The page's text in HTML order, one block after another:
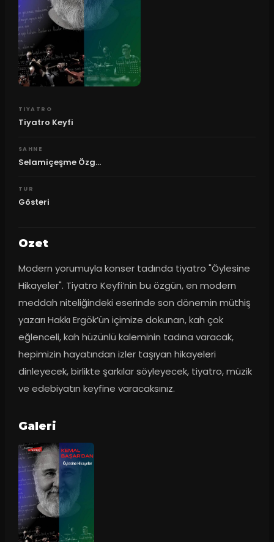
TIYATRO
Tiyatro Keyfi
SAHNE
Selamiçeşme Özg...
TUR
Gösteri
Ozet
Modern yorumuyla konser tadında tiyatro "Öylesine
Hikayeler". Tiyatro Keyfi’nin bu özgün, en modern
meddah niteliğindeki eserinde son dönemin müthiş
yazarı Hakkı Ergök’ün içimize dokunan, kah çok
eğlenceli, kah hüzünlü kaleminin tadına varacak,
hepimizin hayatından izler taşıyan hikayeleri
dinleyecek, birlikte şarkılar söyleyecek, tiyatro, müzik
ve edebiyatın keyfine varacaksınız.
Galeri